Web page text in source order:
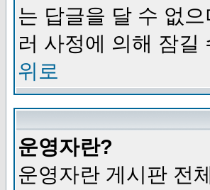
는 답글을 달 수 없
러 사정에 의해 잠길
위로
운영자란?
운영자란 게시판 전